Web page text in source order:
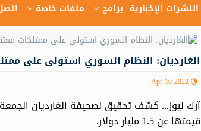
النشرات الإخبارية برامج ملفات خاصة
الغارديان: النظام السوري استولى على ممتلكات
Apr 10 2022
آرك نيوز... كشف تحقيق لصحيفة الغارديان
قيمتها عن 1.5 مليار دولار.